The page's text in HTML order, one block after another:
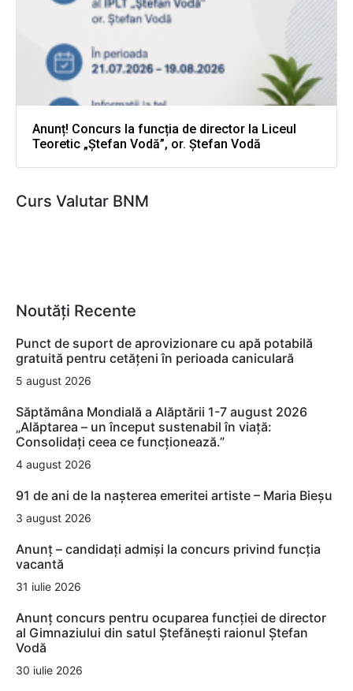
Anunț! Concurs la funcția de director la Liceul
Teoretic „Ștefan Vodă”, or. Ștefan Vodă
Curs Valutar BNM
Noutăți Recente
Punct de suport de aprovizionare cu apă potabilă
gratuită pentru cetățeni în perioada caniculară
5 august 2026
Săptămâna Mondială a Alăptării 1-7 august 2026
„Alăptarea – un început sustenabil în viață:
Consolidați ceea ce funcționează.”
4 august 2026
91 de ani de la nașterea emeritei artiste – Maria Bieșu
3 august 2026
Anunț – candidați admiși la concurs privind funcția
vacantă
31 iulie 2026
Anunț concurs pentru ocuparea funcției de director
al Gimnaziului din satul Ștefănești raionul Ștefan
Vodă
30 iulie 2026